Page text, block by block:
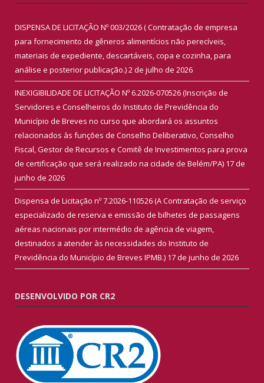
DISPENSA DE LICITAÇÃO Nº 003/2026 ( Contratação de empresa
para fornecimento de gêneros alimentícios não perecíveis,
materiais de expediente, descartáveis, copa e cozinha, para
análise e posterior publicação.)2 de julho de 2026
INEXIGIBILIDADE DE LICITAÇÃO Nº 6.2026-070526 (Inscrição de
Servidores e Conselheiros do Instituto de Previdência do
Município de Breves no curso que abordará os assuntos
relacionados às funções de Conselho Deliberativo, Conselho
Fiscal, Gestor de Recursos e Comitê de Investimentos para prova
de certificação que será realizado na cidade de Belém/PA) 17 de
junho de 2026
Dispensa de Licitação nº 7.2026-110526 (A Contratação de serviço
especializado de reserva e emissão de bilhetes de passagens
aéreas nacionais por intermédio de agência de viagem,
destinados a atender às necessidades do Instituto de
Previdência do Município de Breves IPMB.) 17 de junho de 2026
DESENVOLVIDO POR CR2